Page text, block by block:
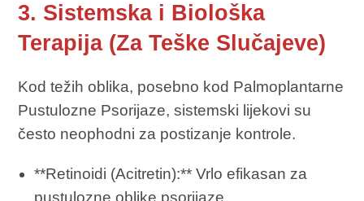
3. Sistemska i Biološka
Terapija (Za Teške Slučajeve)
Kod težih oblika, posebno kod Palmoplantarne
Pustulozne Psorijaze, sistemski lijekovi su
često neophodni za postizanje kontrole.
**Retinoidi (Acitretin):** Vrlo efikasan za
pustulozne oblike psorijaze.